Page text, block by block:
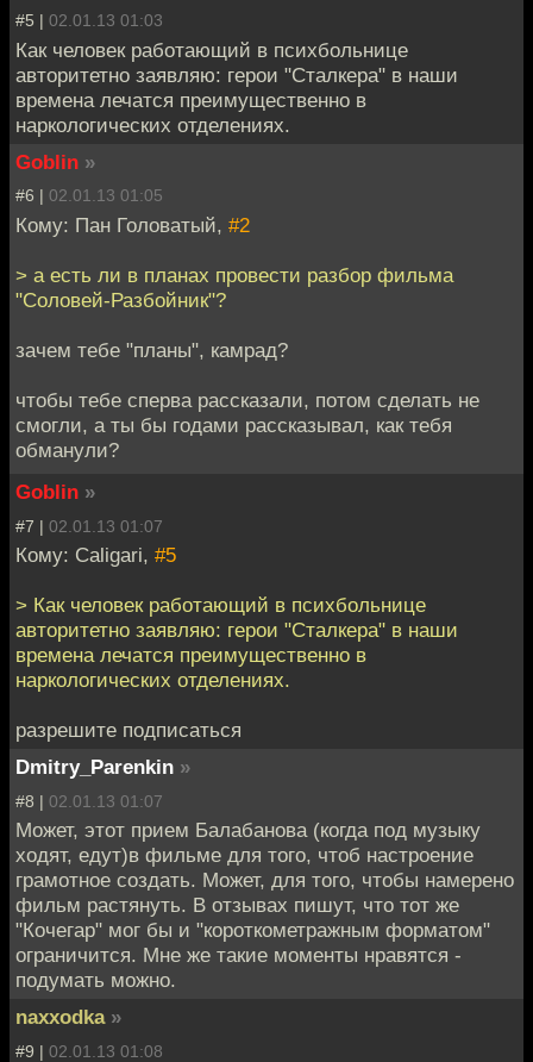
#5 | 02.01.13 01:03
Как человек работающий в психбольнице
авторитетно заявляю: герои "Сталкера" в наши
времена лечатся преимущественно в
наркологических отделениях.
Goblin »
#6 | 02.01.13 01:05
Кому: Пан Головатый, #2
> а есть ли в планах провести разбор фильма
"Соловей-Разбойник"?
зачем тебе "планы", камрад?
чтобы тебе сперва рассказали, потом сделать не
смогли, а ты бы годами рассказывал, как тебя
обманули?
Goblin »
#7 | 02.01.13 01:07
Кому: Caligari, #5
> Как человек работающий в психбольнице
авторитетно заявляю: герои "Сталкера" в наши
времена лечатся преимущественно в
наркологических отделениях.
разрешите подписаться
Dmitry_Parenkin »
#8 | 02.01.13 01:07
Может, этот прием Балабанова (когда под музыку
ходят, едут)в фильме для того, чтоб настроение
грамотное создать. Может, для того, чтобы намерено
фильм растянуть. В отзывах пишут, что тот же
"Кочегар" мог бы и "короткометражным форматом"
ограничится. Мне же такие моменты нравятся -
подумать можно.
naxxodka »
#9 | 02.01.13 01:08